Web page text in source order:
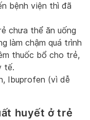
bệnh viện thì đã
chưa thể ăn uống
làm chậm quá trình
thuốc bổ cho trẻ,
tế.
Ibuprofen (vì dễ
huyết ở trẻ